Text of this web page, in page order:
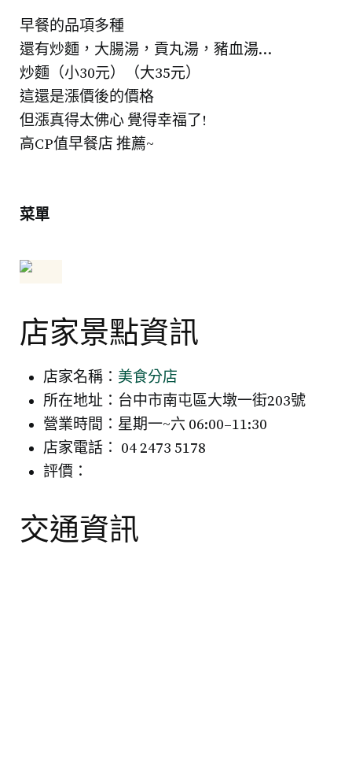
早餐的品項多種
還有炒麵，大腸湯，貢丸湯，豬血湯…
炒麵（小30元）（大35元）
這還是漲價後的價格
但漲真得太佛心 覺得幸福了!
高CP值早餐店 推薦~
菜單
店家景點資訊
店家名稱： 美食分店
所在地址：台中市南屯區大墩一街203號
營業時間：星期一~六 06:00–11:30
店家電話： 04 2473 5178
評價：
交通資訊